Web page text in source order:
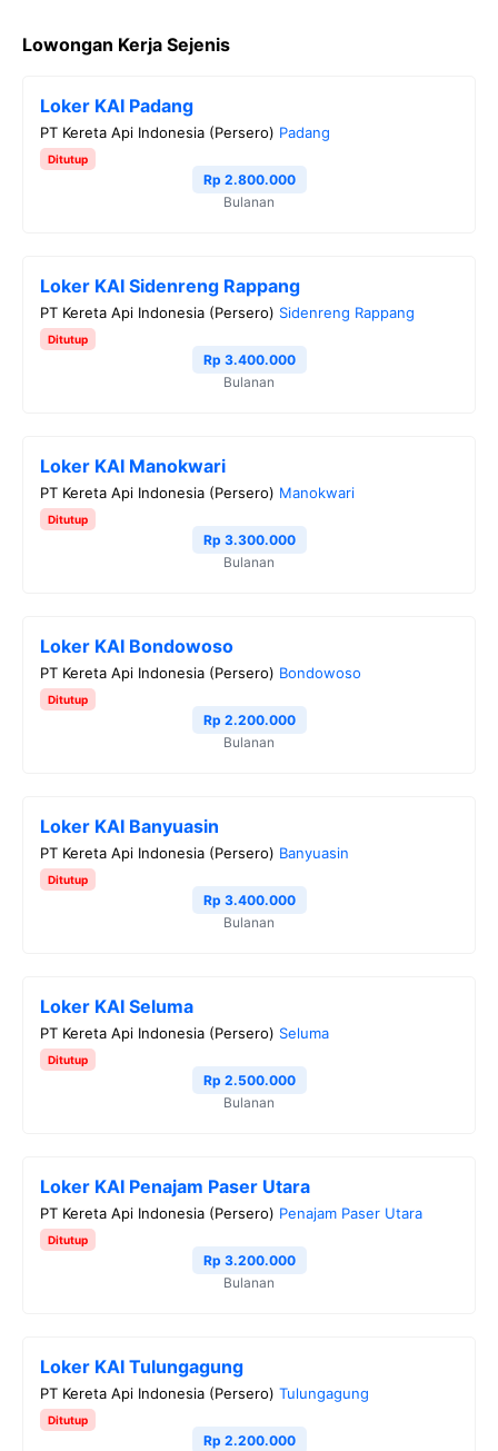
c
i
t
e
r
l
g
r
a
s
A
p
i
n
Lowongan Kerja Sejenis
Loker KAI Padang
PT Kereta Api Indonesia (Persero) Padang
Ditutup
Rp 2.800.000
Bulanan
Loker KAI Sidenreng Rappang
PT Kereta Api Indonesia (Persero) Sidenreng Rappang
Ditutup
Rp 3.400.000
Bulanan
Loker KAI Manokwari
PT Kereta Api Indonesia (Persero) Manokwari
Ditutup
Rp 3.300.000
Bulanan
Loker KAI Bondowoso
PT Kereta Api Indonesia (Persero) Bondowoso
Ditutup
Rp 2.200.000
Bulanan
Loker KAI Banyuasin
PT Kereta Api Indonesia (Persero) Banyuasin
Ditutup
Rp 3.400.000
Bulanan
Loker KAI Seluma
PT Kereta Api Indonesia (Persero) Seluma
Ditutup
Rp 2.500.000
Bulanan
Loker KAI Penajam Paser Utara
PT Kereta Api Indonesia (Persero) Penajam Paser Utara
Ditutup
Rp 3.200.000
Bulanan
Loker KAI Tulungagung
PT Kereta Api Indonesia (Persero) Tulungagung
Ditutup
Rp 2.200.000